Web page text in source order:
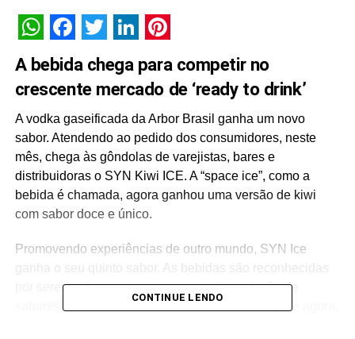
WhatsApp
Facebook
Twitter Pinterest
A bebida chega para competir no
crescente mercado de ‘ready to drink’
A vodka gaseificada da Arbor Brasil ganha um novo
sabor. Atendendo ao pedido dos consumidores, neste
mês, chega às gôndolas de varejistas, bares e
distribuidoras o SYN Kiwi ICE. A “space ice”, como a
bebida é chamada, agora ganhou uma versão de kiwi
com sabor doce e único.
Promovendo experiências de outro mundo, SYN Ice
ganha o seu quinto sabor. As bebidas são reconhecidas
por serem refrescantes e prezam pela explosão de
sabores de cada versão: limão, apple, berry, açaí e agora,
CONTINUE LENDO